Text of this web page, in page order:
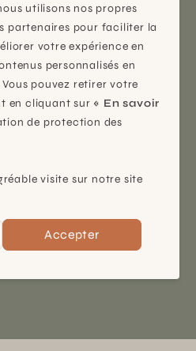
25
utilisons nos propres
partenaires pour faciliter la
votre expérience en
personnalisés en
pouvez retirer votre
en cliquant sur « En savoir
de protection des
visite sur notre site
Accepter